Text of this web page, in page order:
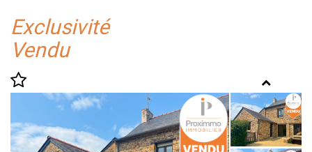
Exclusivité
Vendu